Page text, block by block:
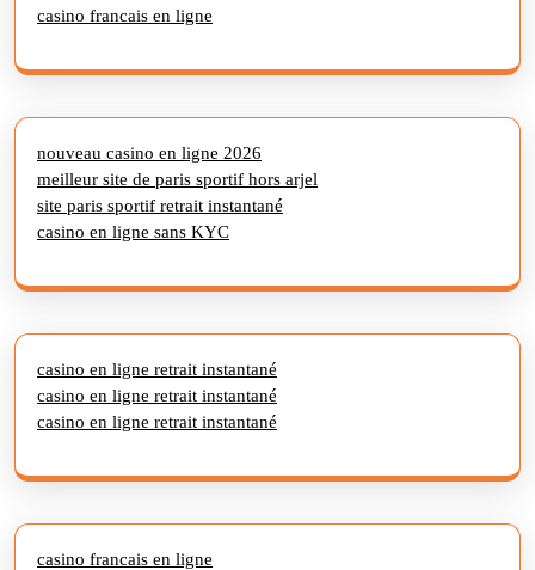
casino francais en ligne
nouveau casino en ligne 2026
meilleur site de paris sportif hors arjel
site paris sportif retrait instantané
casino en ligne sans KYC
casino en ligne retrait instantané
casino en ligne retrait instantané
casino en ligne retrait instantané
casino francais en ligne